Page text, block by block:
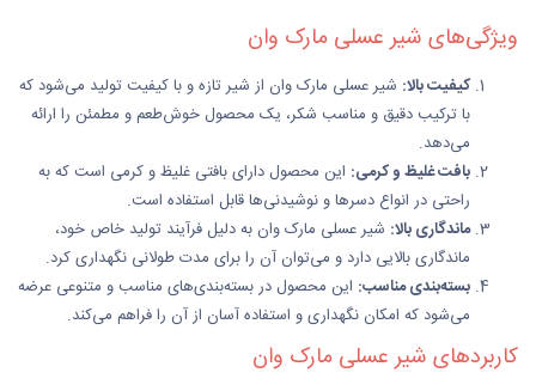
ویژگی‌های شیر عسلی مارک وان
کیفیت بالا: شیر عسلی مارک وان از شیر تازه و با کیفیت تولید می‌شود که
با ترکیب دقیق و مناسب شکر، یک محصول خوش‌طعم و مطمئن را ارائه
می‌دهد.
بافت غلیظ و کرمی: این محصول دارای بافتی غلیظ و کرمی است که به
راحتی در انواع دسرها و نوشیدنی‌ها قابل استفاده است.
ماندگاری بالا: شیر عسلی مارک وان به دلیل فرآیند تولید خاص خود،
ماندگاری بالایی دارد و می‌توان آن را برای مدت طولانی نگهداری کرد.
بسته‌بندی مناسب: این محصول در بسته‌بندی‌های مناسب و متنوعی عرضه
می‌شود که امکان نگهداری و استفاده آسان از آن را فراهم می‌کند.
کاربردهای شیر عسلی مارک وان